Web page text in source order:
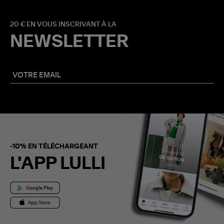
20 € EN VOUS INSCRIVANT À LA
NEWSLETTER
-10% EN TÉLÉCHARGEANT
L'APP LULLI